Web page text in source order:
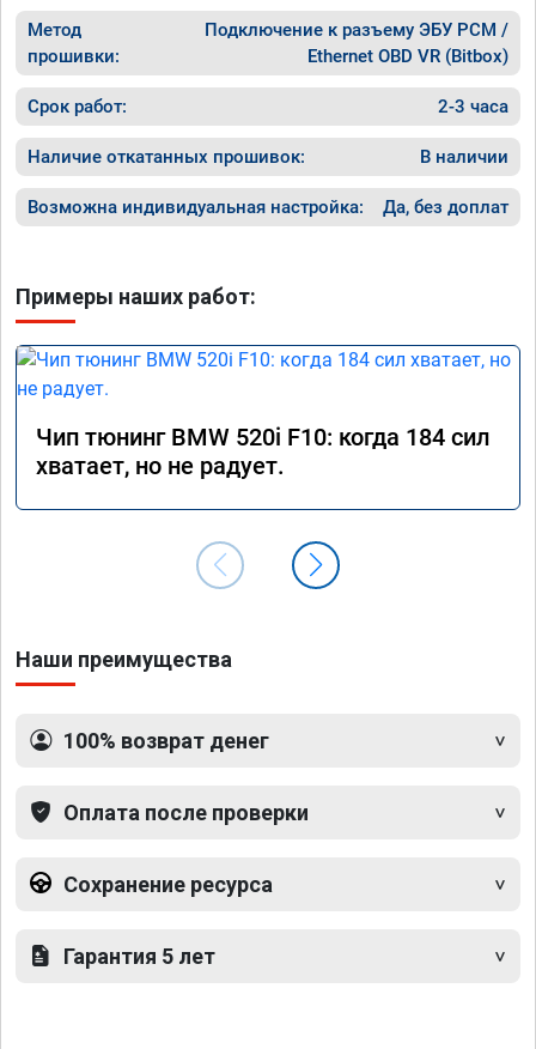
Метод
прошивки:
Подключение к разъему ЭБУ PCM /
Ethernet OBD VR (Bitbox)
Срок работ: 2-3 часа
Наличие откатанных прошивок: В наличии
Возможна индивидуальная настройка: Да, без доплат
Примеры наших работ:
Чип тюнинг BMW 520i F10: когда 184 сил
хватает, но не радует.
Наши преимущества
100% возврат денег
Оплата после проверки
Сохранение ресурса
Гарантия 5 лет